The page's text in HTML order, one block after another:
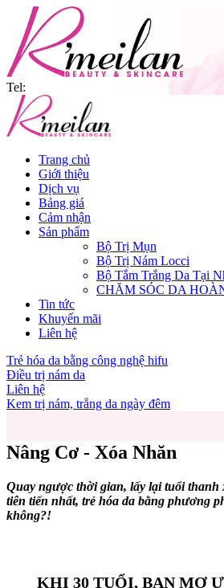
Tel:
Trang chủ
Giới thiệu
Dịch vụ
Bảng giá
Cảm nhận
Sản phẩm
Bộ Trị Mụn
Bộ Trị Nám Locci
Bộ Tắm Trắng Da Tại
CHĂM SÓC DA
Tin tức
Khuyến mãi
Liên hệ
Trẻ hóa da bằng công nghệ hifu
Điều trị nám da
Liên hệ
Kem trị nám, trắng da ngày đêm
Nâng Cơ - Xóa Nhăn
Quay ngược thời gian, lấy lại tuổi thanh
tiên tiến nhất, trẻ hóa da bằng phương
không?!
KHI 30 TUỔI, BẠN MƠ